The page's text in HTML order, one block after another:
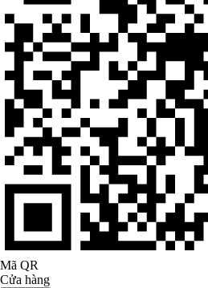
Mã QR
Cửa hàng